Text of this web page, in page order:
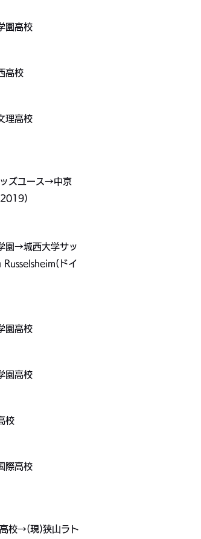
園高校
高校
理高校
ズユース→中京
園→城西大学サッ
ドイ
園高校
園高校
校
際高校
校→(現)狭山ラト